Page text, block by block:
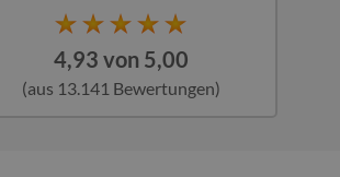
4,93 von 5,00
(aus 13.141 Bewertungen)